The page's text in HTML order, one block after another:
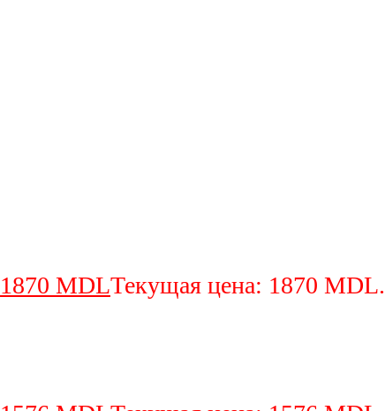
1870 MDLТекущая цена: 1870 MDL.